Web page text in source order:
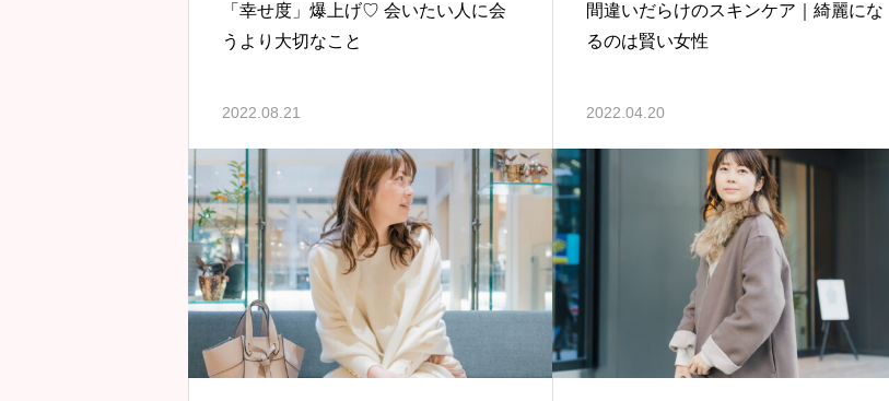
「幸せ度」爆上げ♡ 会いたい人に会
うより大切なこと
2022.08.21
間違いだらけのスキンケア｜綺麗にな
るのは賢い女性
2022.04.20